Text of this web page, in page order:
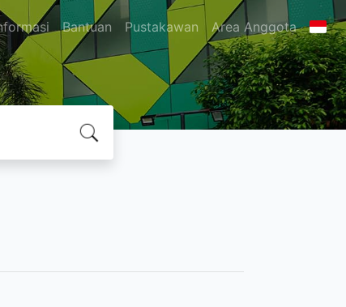
Bantuan Pustakawan Area Anggota